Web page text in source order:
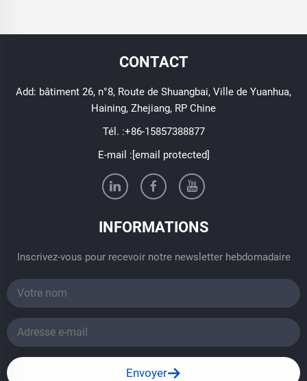
CONTACT
Add: bâtiment 26, n°8, Route de Shuangbai, Ville de Yuanhua,
Haining, Zhejiang, RP Chine
Tél. :+86-15857388877
E-mail :[email protected]
INFORMATIONS
Inscrivez-vous pour recevoir notre newsletter hebdomadaire
Envoyer